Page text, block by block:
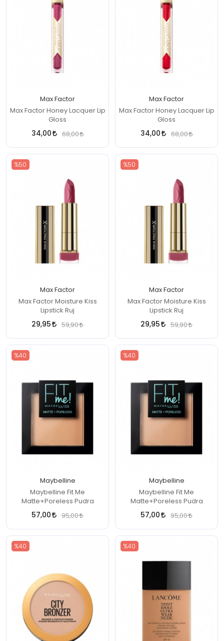
Max Factor
Max Factor Honey Lacquer Lip
Gloss
34,00 68,00
Max Factor
Max Factor Honey Lacquer Lip
Gloss
34,00 68,00
%50
Max Factor
Max Factor Moisture Kiss
Lipstick Ruj
29,95 59,90
%50
Max Factor
Max Factor Moisture Kiss
Lipstick Ruj
29,95 59,90
%40
Maybelline
Maybelline Fit Me
Matte+Poreless Pudra
57,00 95,00
%40
Maybelline
Maybelline Fit Me
Matte+Poreless Pudra
57,00 95,00
%40 %40